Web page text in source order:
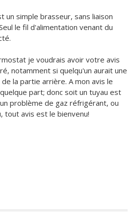
un simple brasseur, sans liaison
le fil d'alimentation venant du
je voudrais avoir votre avis
notamment si quelqu'un aurait une
la partie arrière. A mon avis le
part; donc soit un tuyau est
problème de gaz réfrigérant, ou
tout avis est le bienvenu!